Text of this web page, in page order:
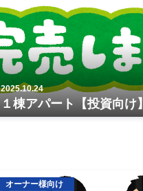
2025.10.24
１棟アパート【投資向け】
オーナー様向け